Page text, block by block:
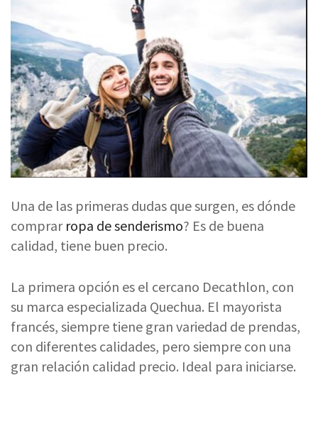
Una de las primeras dudas que surgen, es dónde
comprar ropa de senderismo? Es de buena
calidad, tiene buen precio.
La primera opción es el cercano Decathlon, con
su marca especializada Quechua. El mayorista
francés, siempre tiene gran variedad de prendas,
con diferentes calidades, pero siempre con una
gran relación calidad precio. Ideal para iniciarse.